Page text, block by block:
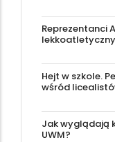
Reprezentanci
Hejt w szkole.
wśród
Jak wyglądają
UWM?